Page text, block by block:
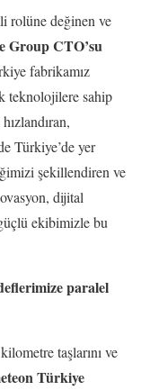
rolüne değinen ve
Group CTO’su
fabrikamız
teknolojilere sahip
Türkiye’de yer
şekillendiren ve
dijital
ekibimizle bu
paralel
taşlarını ve
Türkiye